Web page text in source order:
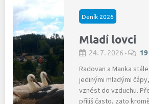
Deník 2026
Mladí lovci
24. 7. 2026 •
Radovan a Manka
jedinými mladými
vznést do vzduchu.
příliš často, zato